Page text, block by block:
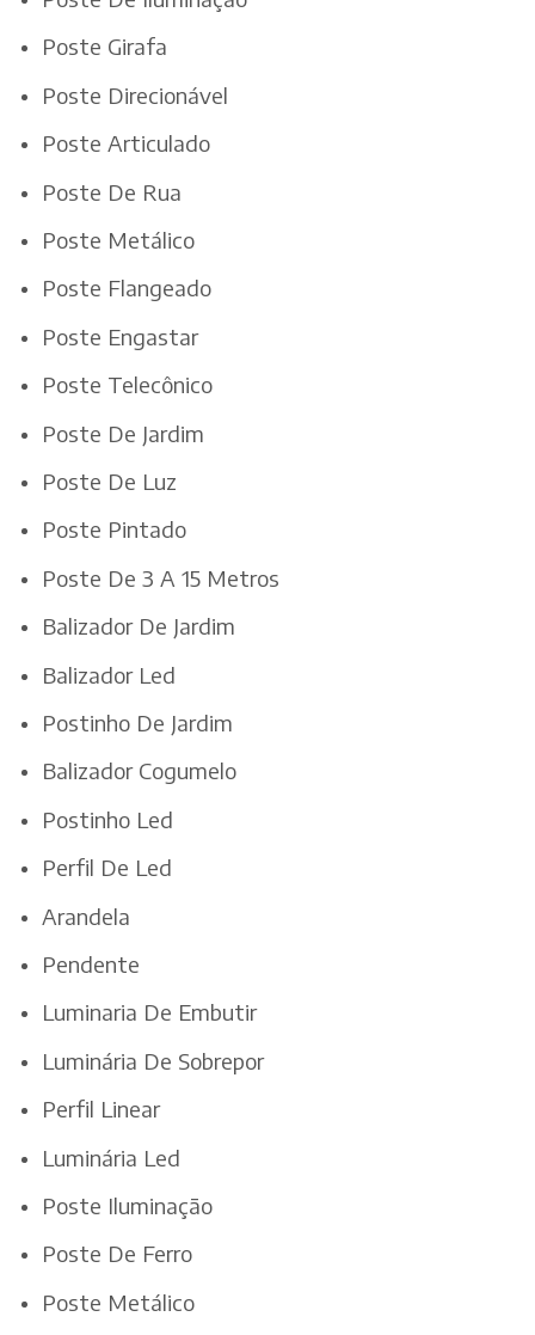
Poste Girafa
Poste Direcionável
Poste Articulado
Poste De Rua
Poste Metálico
Poste Flangeado
Poste Engastar
Poste Telecônico
Poste De Jardim
Poste De Luz
Poste Pintado
Poste De 3 A 15 Metros
Balizador De Jardim
Balizador Led
Postinho De Jardim
Balizador Cogumelo
Postinho Led
Perfil De Led
Arandela
Pendente
Luminaria De Embutir
Luminária De Sobrepor
Perfil Linear
Luminária Led
Poste Iluminação
Poste De Ferro
Poste Metálico